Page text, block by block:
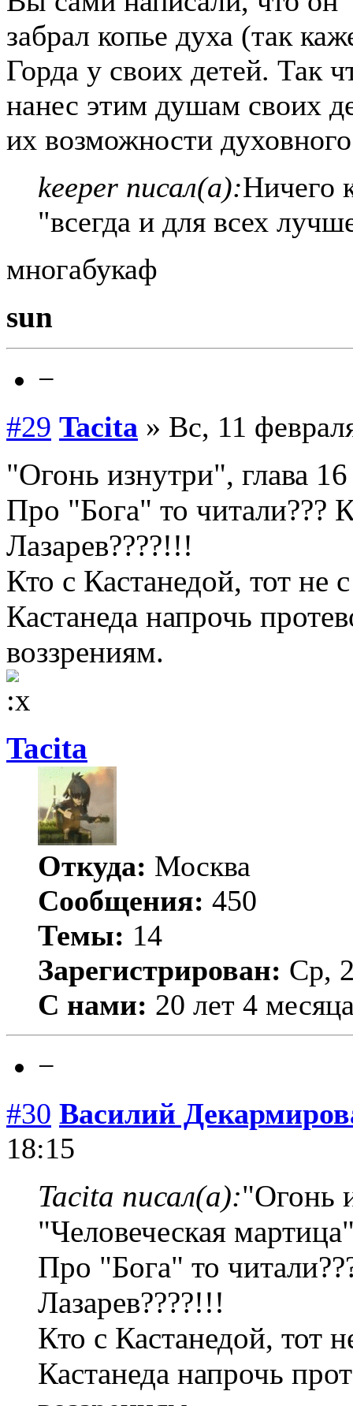
забрал копье духа (так
Горда у своих детей. Так
нанес этим душам своих
их возможности
keeper писал(а):Ничего
"всегда и для всех
многабукаф
sun
−
#29 Tacita » Вс, 11
"Огонь изнутри", глава
Про "Бога" то
Лазарев????!!!
Кто с Кастанедой, тот не
Кастанеда напрочь
воззрениям.
Tacita
Откуда: Москва
Сообщения: 450
Темы: 14
Зарегистрирован: Ср,
С нами: 20 лет 4
−
#30 Василий
18:15
Tacita писал(а):"Огонь
"Человеческая
Про "Бога" то
Лазарев????!!!
Кто с Кастанедой, тот
Кастанеда напрочь